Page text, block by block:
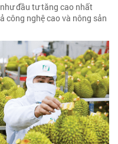
đầu tư tăng cao nhất
công nghệ cao và nông sản